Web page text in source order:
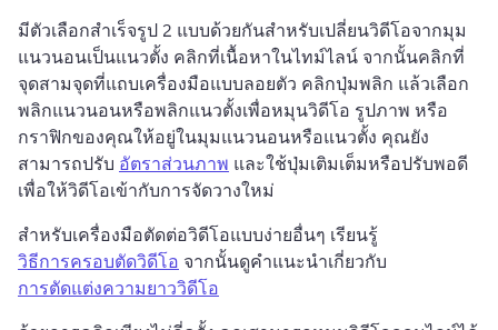
มีตัวเลือกสำเร็จรูป 2 แบบด้วยกันสำหรับเปลี่ยนวิดีโอจากมุม
แนวนอนเป็นแนวตั้ง คลิกที่เนื้อหาในไทม์ไลน์ จากนั้นคลิกที่
จุดสามจุดที่แถบเครื่องมือแบบลอยตัว คลิกปุ่มพลิก แล้วเลือก
พลิกแนวนอนหรือพลิกแนวตั้งเพื่อหมุนวิดีโอ รูปภาพ หรือ
กราฟิกของคุณให้อยู่ในมุมแนวนอนหรือแนวตั้ง คุณยัง
สามารถปรับ อัตราส่วนภาพ และใช้ปุ่มเติมเต็มหรือปรับพอดี
เพื่อให้วิดีโอเข้ากับการจัดวางใหม่
สำหรับเครื่องมือตัดต่อวิดีโอแบบง่ายอื่นๆ เรียนรู้
วิธีการครอบตัดวิดีโอ จากนั้นดูคำแนะนำเกี่ยวกับ
การตัดแต่งความยาววิดีโอ